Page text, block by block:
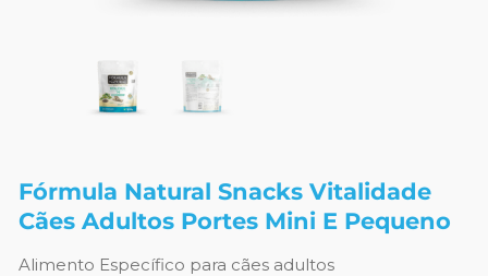
Fórmula Natural Snacks Vitalidade
Cães Adultos Portes Mini E Pequeno
Alimento Específico para cães adultos